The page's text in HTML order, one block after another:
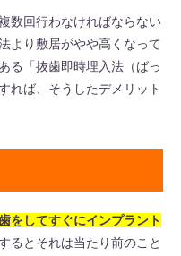
数回行わなければならない
より敷居がやや高くなって
る「抜歯即時埋入法（ばっ
れば、そうしたデメリット
をしてすぐにインプラント
るとそれは当たり前のこと